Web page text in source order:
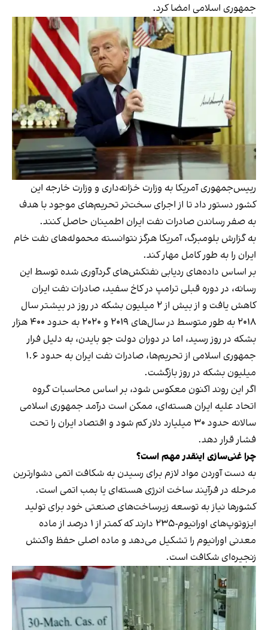
جمهوری اسلامی امضا کرد.
رییس‌جمهوری آمریکا به وزارت خزانه‌داری و وزارت خارجه این
کشور دستور داد تا از اجرای سخت‌تر تحریم‌های موجود با هدف
به صفر رساندن صادرات نفت ایران اطمینان حاصل کنند.
به گزارش بلومبرگ، آمریکا هرگز نتوانسته محموله‌های نفت خام
ایران را به طور کامل مهار کند.
بر اساس داده‌های ردیابی نفتکش‌های گردآوری شده توسط این
رسانه، در دوره قبلی ترامپ در کاخ سفید، صادرات نفت ایران
کاهش یافت و از بیش از ۲ میلیون بشکه در روز در بیشتر سال
۲۰۱۸ به طور متوسط در سال‌های ۲۰۱۹ و ۲۰۲۰ به حدود ۴۰۰ هزار
بشکه در روز رسید، اما در دوران دولت جو بایدن، به دلیل فرار
جمهوری اسلامی از تحریم‌ها، صادرات نفت ایران به حدود ۱.۶
میلیون بشکه در روز بازگشت.
اگر این روند اکنون معکوس شود، بر اساس محاسبات گروه
اتحاد علیه ایران هسته‌ای، ممکن است درآمد جمهوری اسلامی
سالانه حدود ۳۰ میلیارد دلار کم شود و اقتصاد ایران را تحت
فشار قرار دهد.
چرا غنی‌سازی اینقدر مهم است؟
به دست آوردن مواد لازم برای رسیدن به شکافت اتمی دشوارترین
مرحله در فرآیند ساخت انرژی هسته‌ای یا بمب اتمی است.
کشورها نیاز به توسعه زیرساخت‌های صنعتی خود برای تولید
ایزوتوپ‌های اورانیوم-۲۳۵ دارند که کمتر از ۱ درصد از ماده
معدنی اورانیوم را تشکیل می‌دهد و ماده اصلی حفظ واکنش
زنجیره‌ای شکافت است.